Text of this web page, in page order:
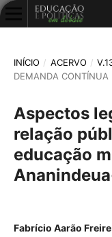
INÍCIO / ACERVO /
DEMANDA CONTÍNUA
Aspectos
relação
educação
Fabrício Aarão